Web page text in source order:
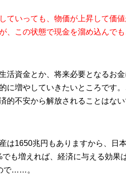
ていっても、物価が上昇して価
、この状態で現金を溜め込んで
活資金とか、将来必要となるお
に増やしていきたいところです
的不安から解放されることはない
は1650兆円もありますから、日
も増えれば、経済に与える効果
で……。